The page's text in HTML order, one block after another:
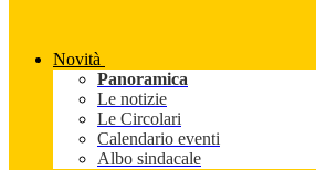
Novità
Panoramica
Le notizie
Le Circolari
Calendario eventi
Albo sindacale